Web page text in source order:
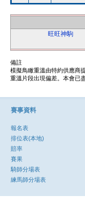
旺旺神駒
備註
模擬鳥瞰重溫由特約供應商
重溫片段出現偏差。本會已
賽事資料
報名表
排位表(本地)
賠率
賽果
騎師分場表
練馬師分場表